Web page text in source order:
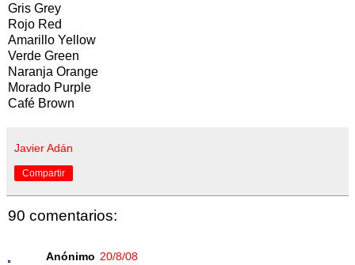
Gris Grey
Rojo Red
Amarillo Yellow
Verde Green
Naranja Orange
Morado Purple
Café Brown
Javier Adán
Compartir
90 comentarios:
Anónimo 20/8/08